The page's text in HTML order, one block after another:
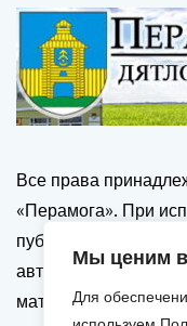
Мы ценим
Для
Все права
«Перамога». При
публикаций сайта,
автора
материалов только